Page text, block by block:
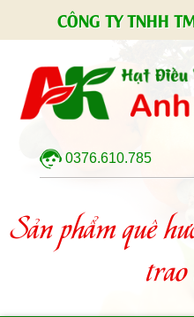
CÔNG TY TNHH
0376.610.785
Sản phẩm quê